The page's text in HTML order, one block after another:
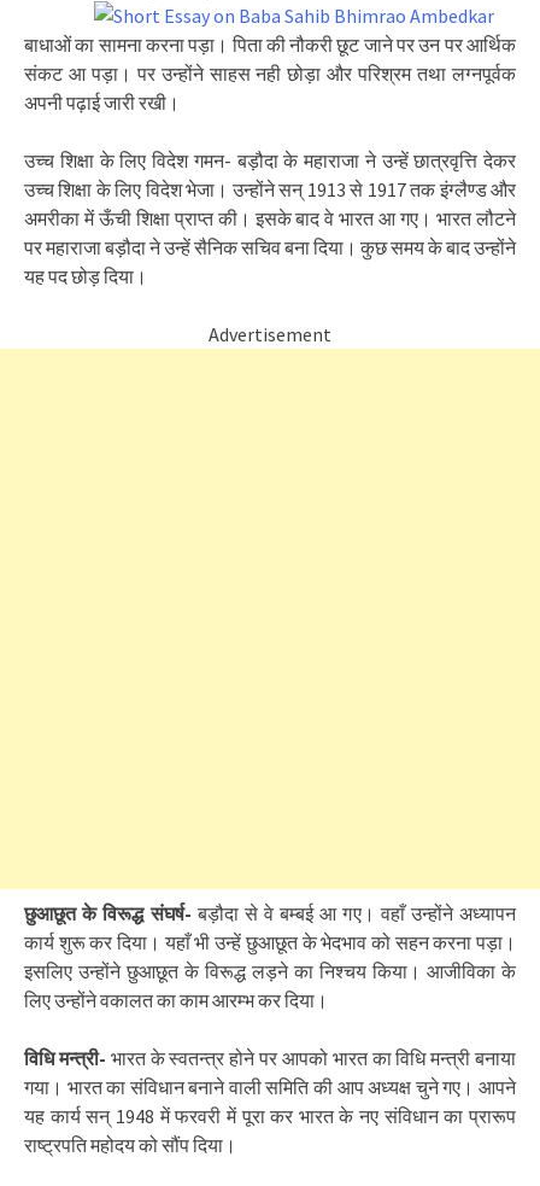
बाधाओं का सामना करना पड़ा। पिता की नौकरी छूट जाने पर उन पर आर्थिक
संकट आ पड़ा। पर उन्होंने साहस नही छोड़ा और परिश्रम तथा लग्नपूर्वक
अपनी पढ़ाई जारी रखी।
उच्च शिक्षा के लिए विदेश गमन- बड़ौदा के महाराजा ने उन्हें छात्रवृत्ति देकर
उच्च शिक्षा के लिए विदेश भेजा। उन्होंने सन् 1913 से 1917 तक इंग्लैण्ड और
अमरीका में ऊँची शिक्षा प्राप्त की। इसके बाद वे भारत आ गए। भारत लौटने
पर महाराजा बड़ौदा ने उन्हें सैनिक सचिव बना दिया। कुछ समय के बाद उन्होंने
यह पद छोड़ दिया।
Advertisement
छुआछूत के विरूद्ध संघर्ष- बड़ौदा से वे बम्बई आ गए। वहाँ उन्होंने अध्यापन
कार्य शुरू कर दिया। यहाँ भी उन्हें छुआछूत के भेदभाव को सहन करना पड़ा।
इसलिए उन्होंने छुआछूत के विरूद्ध लड़ने का निश्चय किया। आजीविका के
लिए उन्होंने वकालत का काम आरम्भ कर दिया।
विधि मन्त्री- भारत के स्वतन्त्र होने पर आपको भारत का विधि मन्त्री बनाया
गया। भारत का संविधान बनाने वाली समिति की आप अध्यक्ष चुने गए। आपने
यह कार्य सन् 1948 में फरवरी में पूरा कर भारत के नए संविधान का प्रारूप
राष्ट्रपति महोदय को सौंप दिया।